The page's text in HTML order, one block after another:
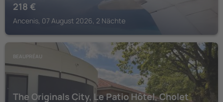
218 €
Ancenis, 07 August 2026, 2 Nächte
BEAUPRÉAU
The Originals City, Le Patio Hôtel, Cholet